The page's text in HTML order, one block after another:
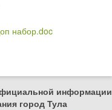
набор.doc
информации
город Тула